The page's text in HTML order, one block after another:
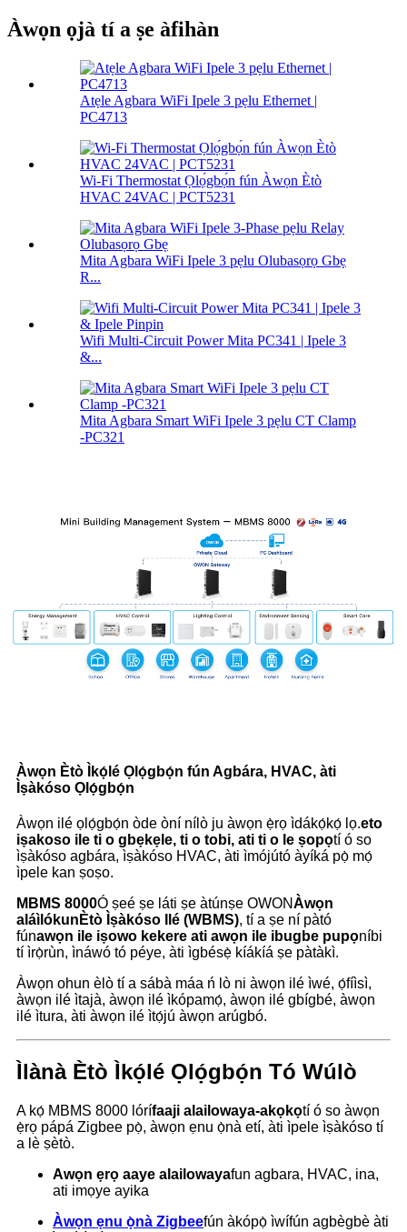
Àwọn ọjà tí a ṣe àfihàn
Atẹle Agbara WiFi Ipele 3 pẹlu Ethernet |
PC4713
Wi-Fi Thermostat Ọlọ́gbọ́n fún Àwọn Ètò
HVAC 24VAC | PCT5231
Mita Agbara WiFi Ipele 3 pẹlu Olubasọrọ Gbẹ
R...
Wifi Multi-Circuit Power Mita PC341 | Ipele 3
&...
Mita Agbara Smart WiFi Ipele 3 pẹlu CT Clamp
-PC321
Àwọn Ètò Ìkọ́lé Ọlọ́gbọ́n fún Agbára, HVAC, àti
Ìṣàkóso Ọlọ́gbọ́n
Àwọn ilé ọlọ́gbọ́n òde òní nílò ju àwọn ẹ̀rọ ìdákọ́kọ́ lọ.eto
iṣakoso ile ti o gbẹkẹle, ti o tobi, ati ti o le ṣopọtí ó so
ìṣàkóso agbára, ìṣàkóso HVAC, àti ìmójútó àyíká pọ̀ mọ́
ìpele kan ṣoṣo.
MBMS 8000Ó ṣeé ṣe láti ṣe àtúnṣe OWONÀwọn
aláìlókun Ètò Ìṣàkóso Ilé (WBMS), tí a ṣe ní pàtó
fúnawọn ile iṣowo kekere ati awọn ile ibugbe pupọníbi
tí ìrọ̀rùn, ìnáwó tó péye, àti ìgbésẹ̀ kíákíá ṣe pàtàkì.
Àwọn ohun èlò tí a sábà máa ń lò ni àwọn ilé ìwé, ọ́fíìsì,
àwọn ilé ìtajà, àwọn ilé ìkópamọ́, àwọn ilé gbígbé, àwọn
ilé ìtura, àti àwọn ilé ìtọ́jú àwọn arúgbó.
Ìlànà Ètò Ìkọ́lé Ọlọ́gbọ́n Tó Wúlò
A kọ́ MBMS 8000 lórífaaji alailowaya-akọkọtí ó so àwọn
ẹ̀rọ pápá Zigbee pọ̀, àwọn ẹnu ọ̀nà etí, àti ìpele ìṣàkóso tí
a lè ṣètò.
Awọn ẹrọ aaye alailowayafun agbara, HVAC, ina,
ati imọye ayika
Àwọn ẹnu ọ̀nà Zigbeefún àkópọ̀ ìwífún agbègbè àti